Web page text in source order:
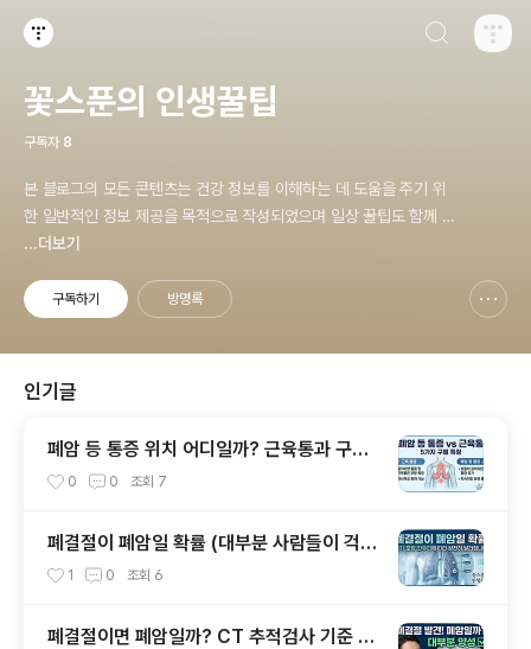
꽃스푼의 인생꿀팁
구독자 8
본 블로그의 모든 콘텐츠는 건강 정보를 이해하는 데 도움을 주기 위
한 일반적인 정보 제공을 목적으로 작성되었으며 일상 꿀팁도 함께 공
유하고 있습니다.
...더보기
구독하기 방명록
인기글
폐암 등 통증 위치 어디일까? 근육통과 구별
하는 방법
0 0 조회 7
폐결절이 폐암일 확률 (대부분 사람들이 걱정
하는 이유)
1 0 조회 6
폐결절이면 폐암일까? CT 추적검사 기준 총